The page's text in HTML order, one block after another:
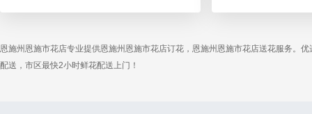
恩施州恩施市花店专业提供恩施州恩施市花店订花，恩施州恩施市花店送花服务。
配送，市区最快2小时鲜花配送上门！